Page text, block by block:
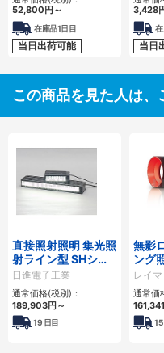
52,800 円 ～
在庫品1日目
当日出荷可能
3,428
在
当日
この商品を見た人は
直接照射照明 集光照
射ライン型 SHシリ
ーズ
日進電子工業
通常価格(税別)：
189,903円 ～
19 日目
無影
ング
IPR
レイ
ック）
通常価
161,341
15